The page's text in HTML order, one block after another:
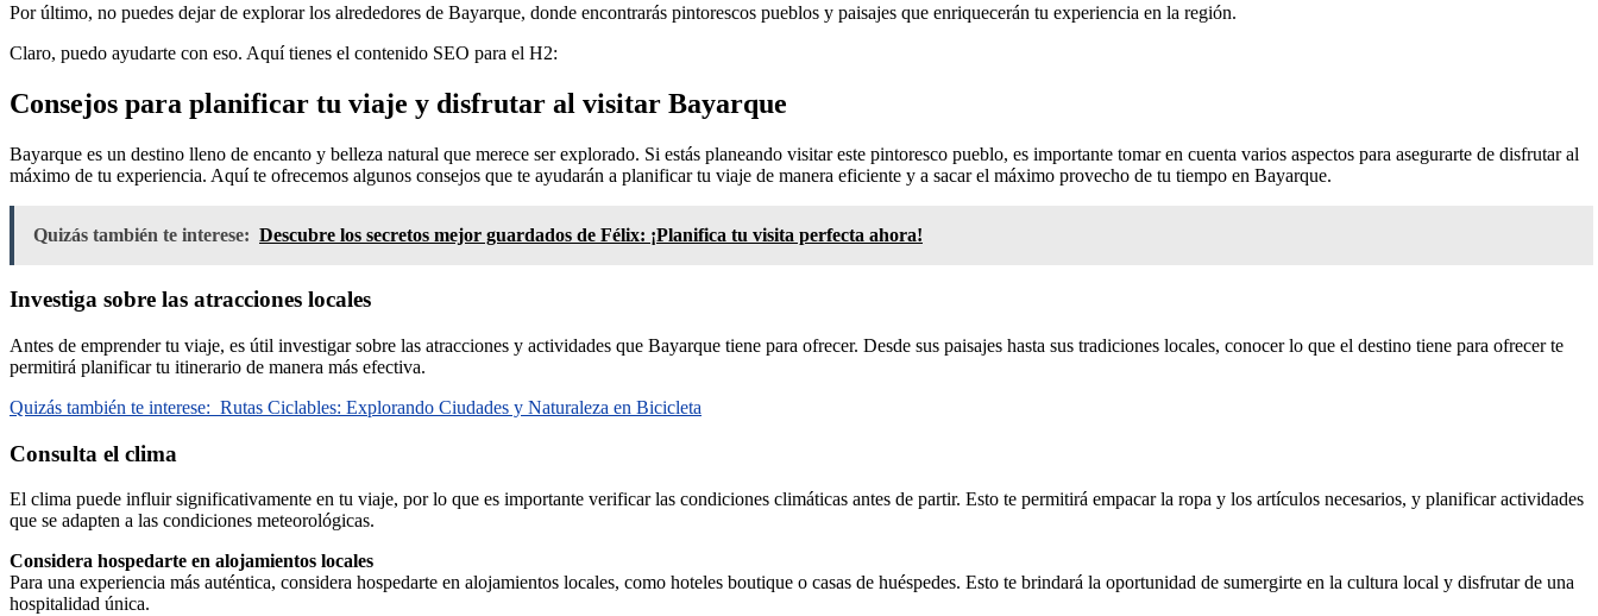
Por último, no puedes dejar de explorar los alrededores de Bayarque, donde encontrarás pintorescos pueblos y paisajes que enriquecerán tu experiencia en la región.
Claro, puedo ayudarte con eso. Aquí tienes el contenido SEO para el H2:
Consejos para planificar tu viaje y disfrutar al visitar Bayarque
Bayarque es un destino lleno de encanto y belleza natural que merece ser explorado. Si estás planeando visitar este pintoresco pueblo, es importante tomar en cuenta varios aspectos para asegurarte de disfrutar al
máximo de tu experiencia. Aquí te ofrecemos algunos consejos que te ayudarán a planificar tu viaje de manera eficiente y a sacar el máximo provecho de tu tiempo en Bayarque.
Quizás también te interese: Descubre los secretos mejor guardados de Félix: ¡Planifica tu visita perfecta ahora!
Investiga sobre las atracciones locales
Antes de emprender tu viaje, es útil investigar sobre las atracciones y actividades que Bayarque tiene para ofrecer. Desde sus paisajes hasta sus tradiciones locales, conocer lo que el destino tiene para ofrecer te
permitirá planificar tu itinerario de manera más efectiva.
Quizás también te interese: Rutas Ciclables: Explorando Ciudades y Naturaleza en Bicicleta
Consulta el clima
El clima puede influir significativamente en tu viaje, por lo que es importante verificar las condiciones climáticas antes de partir. Esto te permitirá empacar la ropa y los artículos necesarios, y planificar actividades
que se adapten a las condiciones meteorológicas.
Considera hospedarte en alojamientos locales
Para una experiencia más auténtica, considera hospedarte en alojamientos locales, como hoteles boutique o casas de huéspedes. Esto te brindará la oportunidad de sumergirte en la cultura local y disfrutar de una
hospitalidad única.